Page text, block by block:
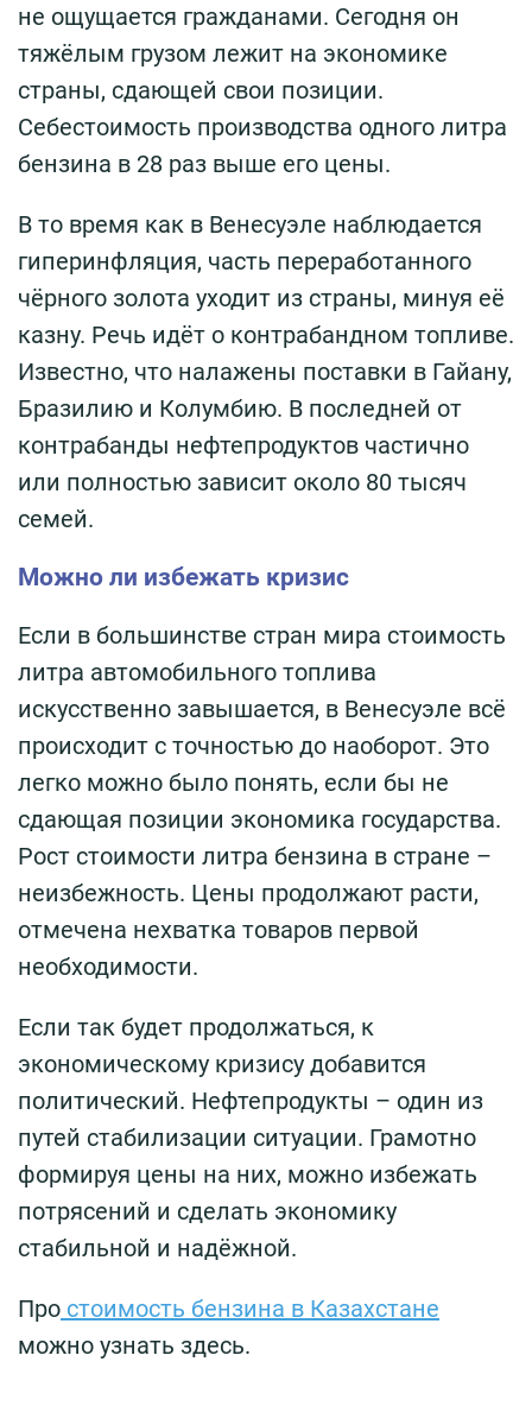
не ощущается гражданами. Сегодня он
тяжёлым грузом лежит на экономике
страны, сдающей свои позиции.
Себестоимость производства одного литра
бензина в 28 раз выше его цены.
В то время как в Венесуэле наблюдается
гиперинфляция, часть переработанного
чёрного золота уходит из страны, минуя её
казну. Речь идёт о контрабандном топливе.
Известно, что налажены поставки в Гайану,
Бразилию и Колумбию. В последней от
контрабанды нефтепродуктов частично
или полностью зависит около 80 тысяч
семей.
Можно ли избежать кризис
Если в большинстве стран мира стоимость
литра автомобильного топлива
искусственно завышается, в Венесуэле всё
происходит с точностью до наоборот. Это
легко можно было понять, если бы не
сдающая позиции экономика государства.
Рост стоимости литра бензина в стране –
неизбежность. Цены продолжают расти,
отмечена нехватка товаров первой
необходимости.
Если так будет продолжаться, к
экономическому кризису добавится
политический. Нефтепродукты – один из
путей стабилизации ситуации. Грамотно
формируя цены на них, можно избежать
потрясений и сделать экономику
стабильной и надёжной.
Про стоимость бензина в Казахстане
можно узнать здесь.